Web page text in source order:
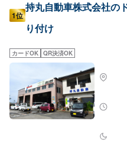
1位
持丸自動車株式会社の
り付け
カードOK QR決済OK